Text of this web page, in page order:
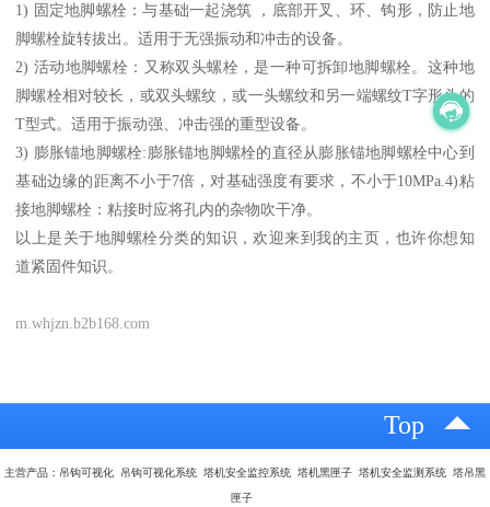
1) 固定地脚螺栓：与基础一起浇筑 ，底部开叉、环、钩形，防止地
脚螺栓旋转拔出。适用于无强振动和冲击的设备。
2) 活动地脚螺栓：又称双头螺栓，是一种可拆卸地脚螺栓。这种地
脚螺栓相对较长，或双头螺纹，或一头螺纹和另一端螺纹T字形头的
T型式。适用于振动强、冲击强的重型设备。
3) 膨胀锚地脚螺栓:膨胀锚地脚螺栓的直径从膨胀锚地脚螺栓中心到
基础边缘的距离不小于7倍，对基础强度有要求，不小于10MPa.4)粘
接地脚螺栓：粘接时应将孔内的杂物吹干净。
以上是关于地脚螺栓分类的知识，欢迎来到我的主页，也许你想知
道紧固件知识。
m.whjzn.b2b168.com
Top
主营产品：吊钩可视化 吊钩可视化系统 塔机安全监控系统 塔机黑匣子 塔机安全监测系统 塔吊黑
匣子